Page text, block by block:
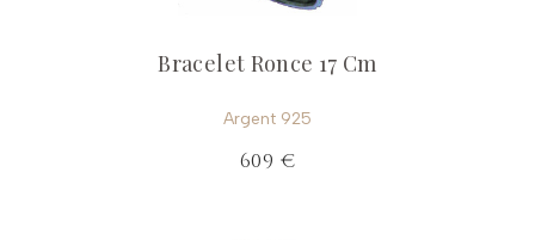
Bracelet Ronce 17 Cm
Argent 925
609 €